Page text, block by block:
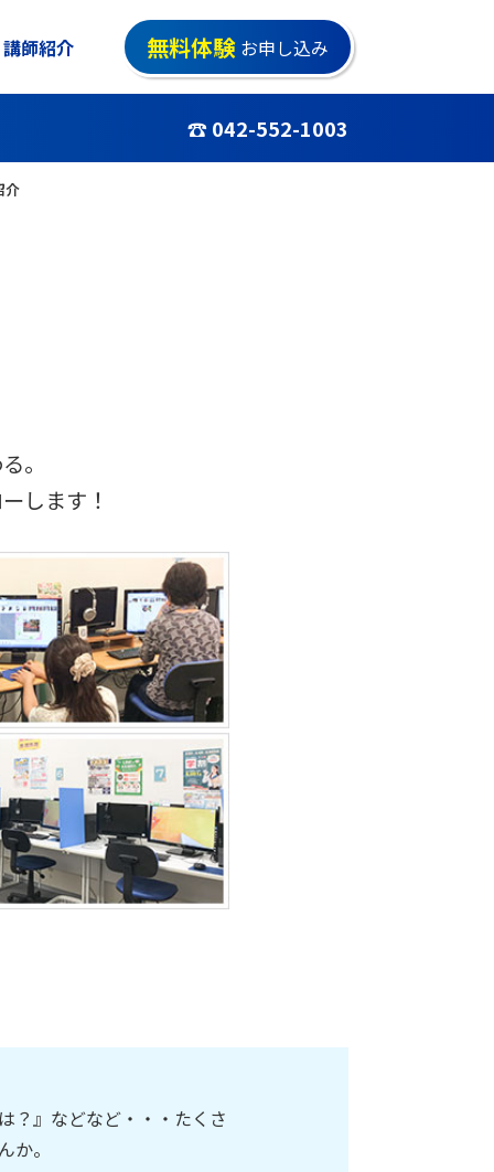
講師紹介 無料体験 お申し込み
☎ 042-552-1003
介
。
します！
？』などなど・・・たくさ
。